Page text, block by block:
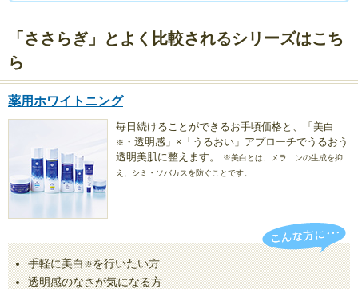
「ささらぎ」とよく比較されるシリーズはこち
ら
薬用ホワイトニング
毎日続けることができるお手頃価格と、「美白
※ ・透明感」×「うるおい」アプローチでうるおう
透明美肌に整えます。
※美白とは、メラニンの生成を抑
え、シミ・ソバカスを防ぐことです。
手軽に美白※を行いたい方
透明感のなさが気になる方